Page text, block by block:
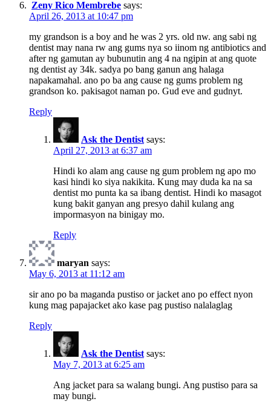
Zeny Rico Membrebe says:
April 26, 2013 at 10:47 pm
my grandson is a boy and he was 2 yrs. old nw. ang sabi ng
dentist may nana rw ang gums nya so iinom ng antibiotics and
after ng gamutan ay bubunutin ang 4 na ngipin at ang quote
ng dentist ay 34k. sadya po bang ganun ang halaga
napakamahal. ano po ba ang cause ng gums problem ng
grandson ko. pakisagot naman po. Gud eve and gudnyt.
Reply
Ask the Dentist says:
April 27, 2013 at 6:37 am
Hindi ko alam ang cause ng gum problem ng apo mo
kasi hindi ko siya nakikita. Kung may duda ka na sa
dentist mo punta ka sa ibang dentist. Hindi ko masagot
kung bakit ganyan ang presyo dahil kulang ang
impormasyon na binigay mo.
Reply
maryan says:
May 6, 2013 at 11:12 am
sir ano po ba maganda pustiso or jacket ano po effect nyon
kung mag papajacket ako kase pag pustiso nalalaglag
Reply
Ask the Dentist says:
May 7, 2013 at 6:25 am
Ang jacket para sa walang bungi. Ang pustiso para sa
may bungi.